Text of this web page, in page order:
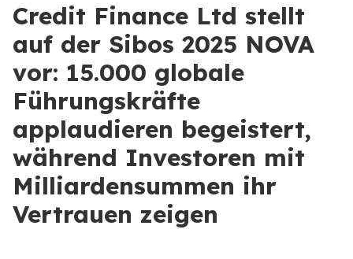
Credit Finance Ltd stellt
auf der Sibos 2025 NOVA
vor: 15.000 globale
Führungskräfte
applaudieren begeistert,
während Investoren mit
Milliardensummen ihr
Vertrauen zeigen